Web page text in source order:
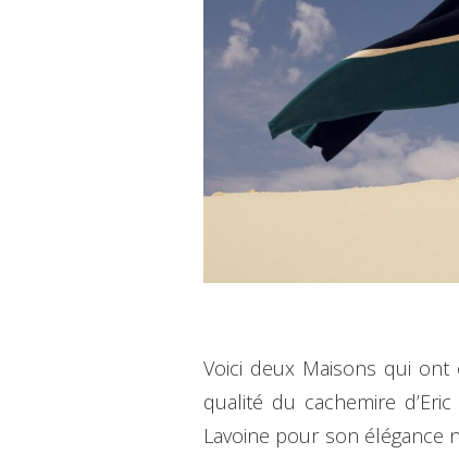
Voici deux Maisons qui ont
qualité du cachemire
Lavoine pour son